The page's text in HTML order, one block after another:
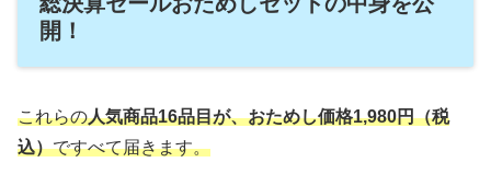
開！
これらの人気商品16品目が、おためし価格1,980円（税
込）ですべて届きます。